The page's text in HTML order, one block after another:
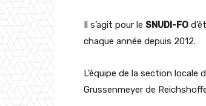
Il s’agit pour le SNUDI-FO
chaque année depuis 2012.
L’équipe de la section locale
Grussenmeyer de